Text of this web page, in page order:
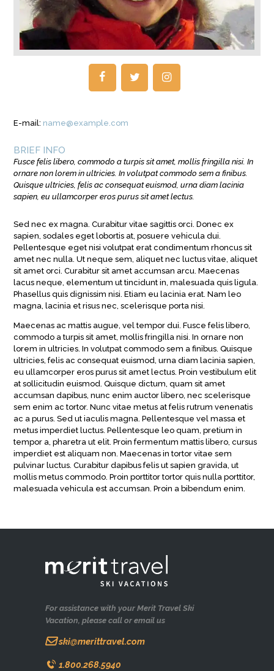
E-mail: name@example.com
BRIEF INFO
Fusce felis libero, commodo a turpis sit amet, mollis fringilla nisi. In
ornare non lorem in ultricies. In volutpat commodo sem a finibus.
Quisque ultricies, felis ac consequat euismod, urna diam lacinia
sapien, eu ullamcorper eros purus sit amet lectus.
Sed nec ex magna. Curabitur vitae sagittis orci. Donec ex
sapien, sodales eget lobortis at, posuere vehicula dui.
Pellentesque eget nisi volutpat erat condimentum rhoncus sit
amet nec nulla. Ut neque sem, aliquet nec luctus vitae, aliquet
sit amet orci. Curabitur sit amet accumsan arcu. Maecenas
lacus neque, elementum ut tincidunt in, malesuada quis ligula.
Phasellus quis dignissim nisi. Etiam eu lacinia erat. Nam leo
magna, lacinia et risus nec, scelerisque porta nisi.
Maecenas ac mattis augue, vel tempor dui. Fusce felis libero,
commodo a turpis sit amet, mollis fringilla nisi. In ornare non
lorem in ultricies. In volutpat commodo sem a finibus. Quisque
ultricies, felis ac consequat euismod, urna diam lacinia sapien,
eu ullamcorper eros purus sit amet lectus. Proin vestibulum elit
at sollicitudin euismod. Quisque dictum, quam sit amet
accumsan dapibus, nunc enim auctor libero, nec scelerisque
sem enim ac tortor. Nunc vitae metus at felis rutrum venenatis
ac a purus. Sed ut iaculis magna. Pellentesque vel massa et
metus imperdiet luctus. Pellentesque leo quam, pretium in
tempor a, pharetra ut elit. Proin fermentum mattis libero, cursus
imperdiet est aliquam non. Maecenas in tortor vitae sem
pulvinar luctus. Curabitur dapibus felis ut sapien gravida, ut
mollis metus commodo. Proin porttitor tortor quis nulla porttitor,
malesuada vehicula est accumsan. Proin a bibendum enim.
For assistance with your Merit Travel Ski
Vacation, please call or email us
ski@merittravel.com
1.800.268.5940